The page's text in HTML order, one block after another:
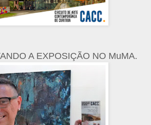
A EXPOSIÇÃO NO MuMA.